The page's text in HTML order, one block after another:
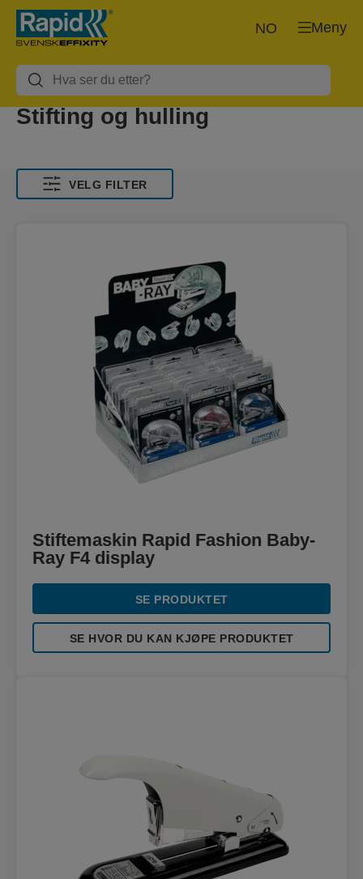
Meny
NO
Stifting og hulling
VELG FILTER
Stiftemaskin Rapid Fashion Baby-
Ray F4 display
SE PRODUKTET
SE HVOR DU KAN KJØPE PRODUKTET